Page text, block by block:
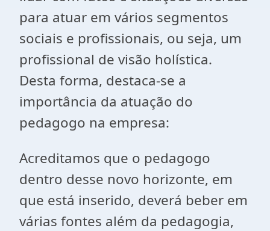
para atuar em vários segmentos
sociais e profissionais, ou seja, um
profissional de visão holística.
Desta forma, destaca-se a
importância da atuação do
pedagogo na empresa:
Acreditamos que o pedagogo
dentro desse novo horizonte, em
que está inserido, deverá beber em
várias fontes além da pedagogia,